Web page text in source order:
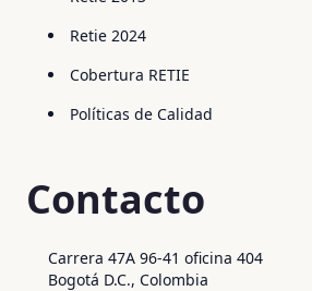
Retie 2024
Cobertura RETIE
Políticas de Calidad
Contacto
Carrera 47A 96-41 oficina 404
Bogotá D.C., Colombia